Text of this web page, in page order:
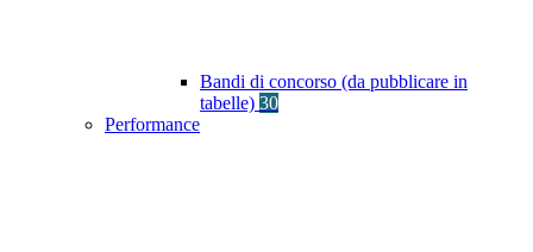
Bandi di concorso (da pubblicare in
tabelle) 30
Performance